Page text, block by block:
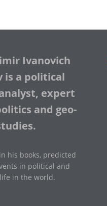
Ivanovich
is a political
expert
and geo-
his books, predicted
in political and
in the world.